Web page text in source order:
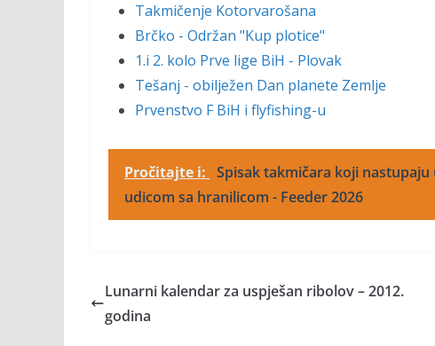
Takmičenje Kotorvarošana
Brčko - Održan "Kup plotice"
1.i 2. kolo Prve lige BiH - Plovak
Tešanj - obilježen Dan planete Zemlje
Prvenstvo F BiH i flyfishing-u
Pročitajte i: Spisak takmičara koji
udicom sa hranilicom - Feeder 2026
Lunarni kalendar za uspješan ribolov – 2012.
godina